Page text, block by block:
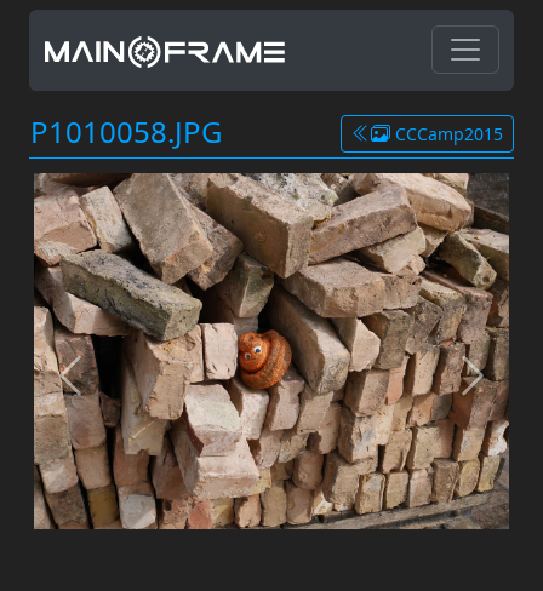
P1010058.JPG CCCamp2015